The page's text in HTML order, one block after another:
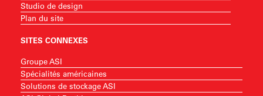
Studio de design
Plan du site
SITES CONNEXES
Groupe ASI
Spécialités américaines
Solutions de stockage ASI